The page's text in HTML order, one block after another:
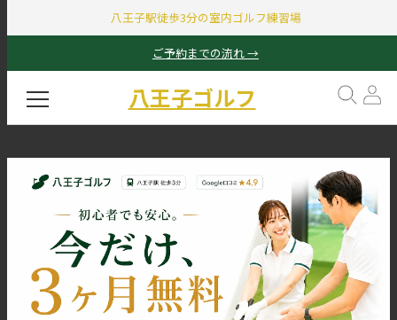
八王子駅徒歩3分の室内ゴルフ練習場
ご予約までの流れ →
八王子ゴルフ